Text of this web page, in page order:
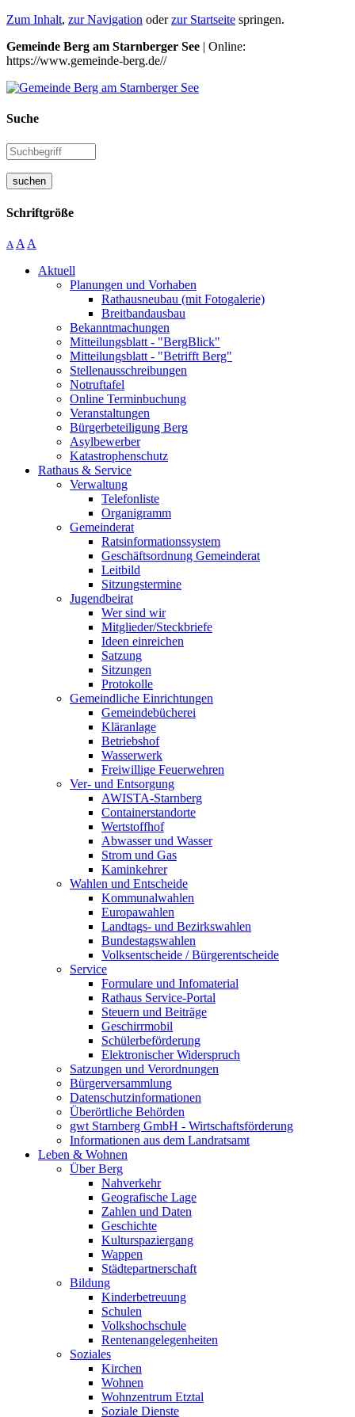
Zum Inhalt, zur Navigation oderzur Startseite springen.
Gemeinde Berg am Starnberger See | Online:
https://www.gemeinde-berg.de//
Suche
suchen
Schriftgröße
A A A
Aktuell
Planungen und Vorhaben
Rathausneubau (mit Fotogalerie)
Breitbandausbau
Bekanntmachungen
Mitteilungsblatt - "BergBlick"
Mitteilungsblatt - "Betrifft Berg"
Stellenausschreibungen
Notruftafel
Online Terminbuchung
Veranstaltungen
Bürgerbeteiligung Berg
Asylbewerber
Katastrophenschutz
Rathaus & Service
Verwaltung
Telefonliste
Organigramm
Gemeinderat
Ratsinformationssystem
Geschäftsordnung Gemeinderat
Leitbild
Sitzungstermine
Jugendbeirat
Wer sind wir
Mitglieder/Steckbriefe
Ideen einreichen
Satzung
Sitzungen
Protokolle
Gemeindliche Einrichtungen
Gemeindebücherei
Kläranlage
Betriebshof
Wasserwerk
Freiwillige Feuerwehren
Ver- und Entsorgung
AWISTA-Starnberg
Containerstandorte
Wertstoffhof
Abwasser und Wasser
Strom und Gas
Kaminkehrer
Wahlen und Entscheide
Kommunalwahlen
Europawahlen
Landtags- und Bezirkswahlen
Bundestagswahlen
Volksentscheide / Bürgerentscheide
Service
Formulare und Infomaterial
Rathaus Service-Portal
Steuern und Beiträge
Geschirrmobil
Schülerbeförderung
Elektronischer Widerspruch
Satzungen und Verordnungen
Bürgerversammlung
Datenschutzinformationen
Überörtliche Behörden
gwt Starnberg GmbH - Wirtschaftsförderung
Informationen aus dem Landratsamt
Leben & Wohnen
Über Berg
Nahverkehr
Geografische Lage
Zahlen und Daten
Geschichte
Kulturspaziergang
Wappen
Städtepartnerschaft
Bildung
Kinderbetreuung
Schulen
Volkshochschule
Rentenangelegenheiten
Soziales
Kirchen
Wohnen
Wohnzentrum Etztal
Soziale Dienste